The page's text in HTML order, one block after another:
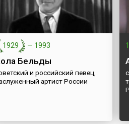
1929 — 1993
Бельды
и российский певец,
артист России